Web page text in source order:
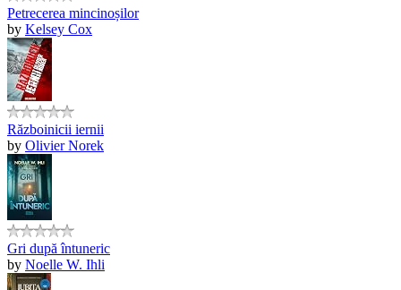
Petrecerea mincinoșilor
by Kelsey Cox
Războinicii iernii
by Olivier Norek
Gri după întuneric
by Noelle W. Ihli